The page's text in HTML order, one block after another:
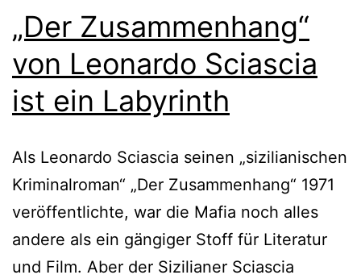
„Der Zusammenhang“
von Leonardo Sciascia
ist ein Labyrinth
Als Leonardo Sciascia seinen „sizilianischen
Kriminalroman“ „Der Zusammenhang“ 1971
veröffentlichte, war die Mafia noch alles
andere als ein gängiger Stoff für Literatur
und Film. Aber der Sizilianer Sciascia